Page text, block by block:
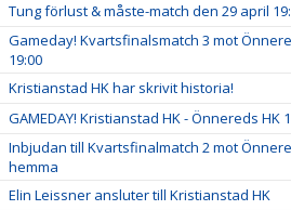
Tung förlust & måste-match den 29 april
Gameday! Kvartsfinalsmatch 3 mot
19:00
Kristianstad HK har skrivit historia!
GAMEDAY! Kristianstad HK - Önnereds HK
Inbjudan till Kvartsfinalmatch 2 mot
hemma
Elin Leissner ansluter till Kristianstad HK